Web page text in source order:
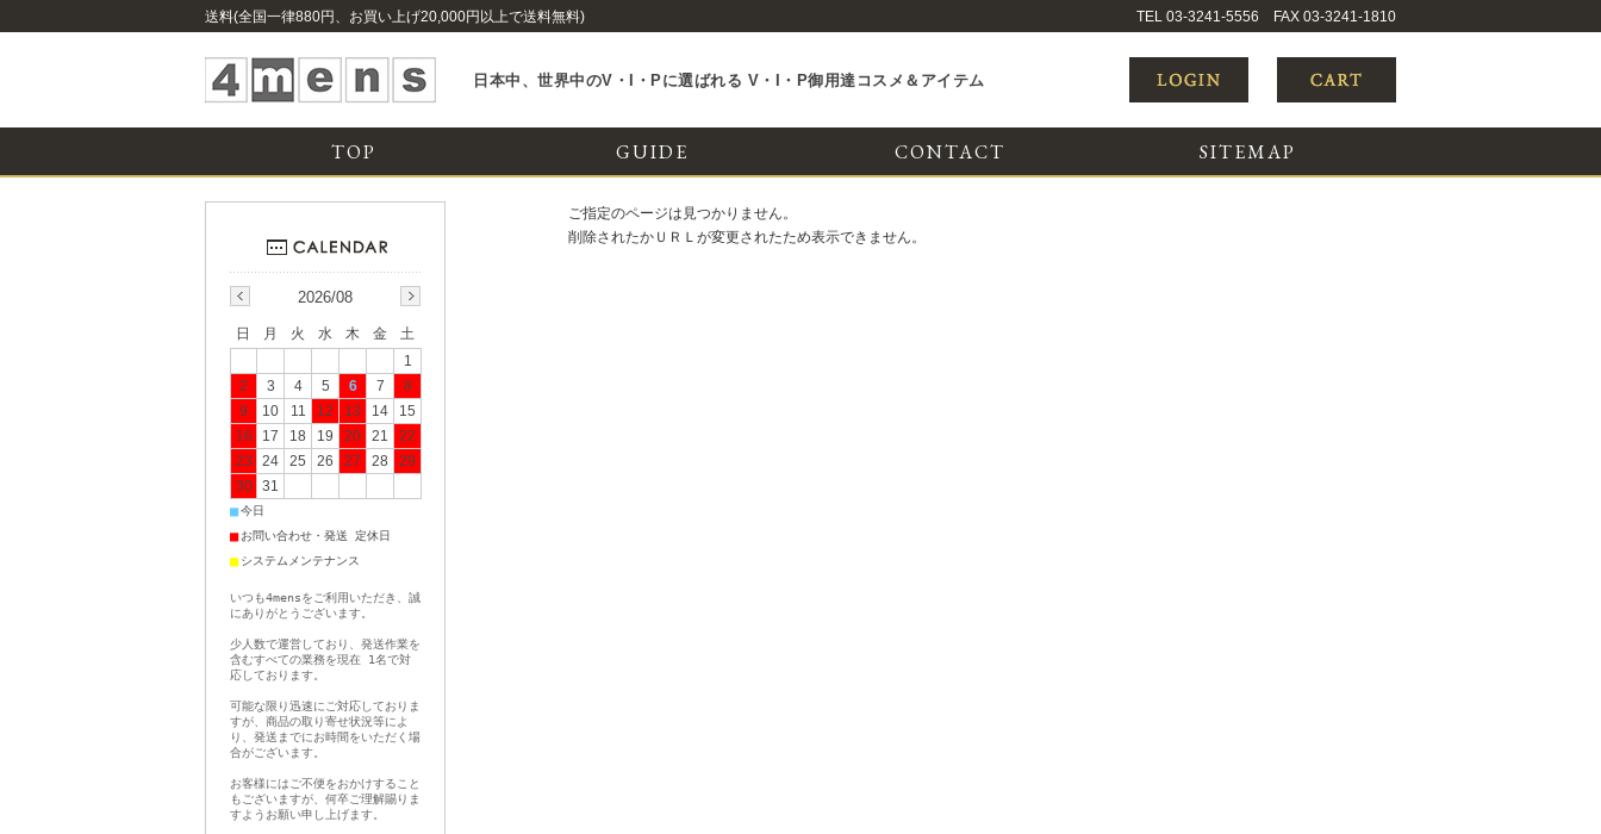
送料(全国一律880円、お買い上げ20,000円以上で送料無料) TEL 03-3241-5556 FAX 03-3241-1810
日本中、世界中のV・I・Pに選ばれる V・I・P御用達コスメ＆アイテム
TOP GUIDE CONTACT SITEMAP
ご指定のページは見つかりません。
削除されたかＵＲＬが変更されたため表示できません。
2026/08
日 月 火 水 木 金
土
1
2
3 4 5 6 7
8
9
10 11 12 13 14
15
16
17 18 19 20 21
22
23
24 25 26 27 28
29
30
31
■今日
■ お問い合わせ・発送 定休日
■ システムメンテナンス
いつも4mensをご利用いただき、誠
にありがとうございます。
少人数で運営しており、発送作業を
含むすべての業務を現在 1名で対
応しております。
可能な限り迅速にご対応しておりま
すが、商品の取り寄せ状況等によ
り、発送までにお時間をいただく場
合がございます。
お客様にはご不便をおかけすること
もございますが、何卒ご理解賜りま
すようお願い申し上げます。